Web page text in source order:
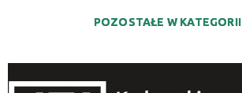
POZOSTAŁE W KATEGORII